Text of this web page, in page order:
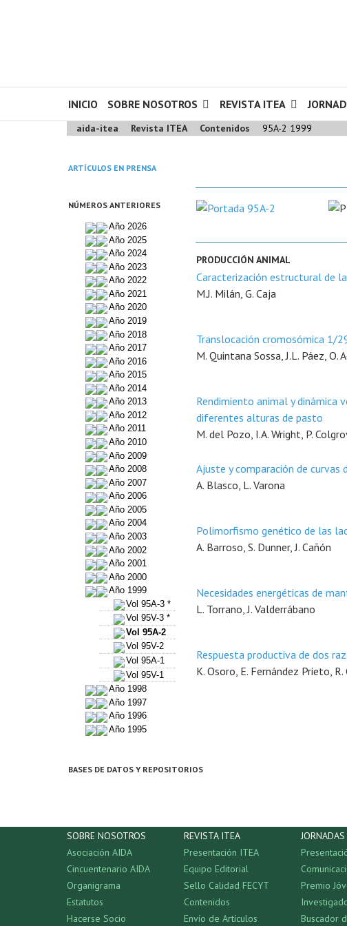
INICIO SOBRE NOSOTROS REVISTA ITEA
aida-itea Revista ITEA Contenidos 95A-2 1999
ARTÍCULOS EN PRENSA
NÚMEROS ANTERIORES
Año 2026
Año 2025
Año 2024
Año 2023
Año 2022
Año 2021
Año 2020
Año 2019
Año 2018
Año 2017
Año 2016
Año 2015
Año 2014
Año 2013
Año 2012
Año 2011
Año 2010
Año 2009
Año 2008
Año 2007
Año 2006
Año 2005
Año 2004
Año 2003
Año 2002
Año 2001
Año 2000
Año 1999
Vol 95A-3 *
Vol 95V-3 *
Vol 95A-2
Vol 95V-2
Vol 95A-1
Vol 95V-1
Año 1998
Año 1997
Año 1996
Año 1995
PRODUCCIÓN ANIMAL
Caracterización estructural de
M.J. Milán, G. Caja
Translocación cromosómica 1/
M. Quintana Sossa, J.L. Páez, O.
Rendimiento animal y dinámica
diferentes alturas de pasto
M. del Pozo, I.A. Wright, P.
Ajuste y comparación de curvas
A. Blasco, L. Varona
Polimorfismo genético de las
A. Barroso, S. Dunner, J. Cañón
Necesidades energéticas de
L. Torrano, J. Valderrábano
Respuesta productiva de dos
K. Osoro, E. Fernández Prieto,
BASES DE DATOS Y REPOSITORIOS
SOBRE NOSOTROS
Asociación AIDA
Cincuentenario AIDA
Organigrama
Estatutos
Hacerse Socio
REVISTA ITEA
Presentación ITEA
Equipo Editorial
Sello Calidad FECYT
Contenidos
Envío de Artículos
Premio
Buscador